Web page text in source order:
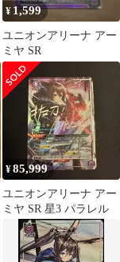
¥ 1,599
ユニオンアリーナ アー
ミヤ SR
¥85,999
ユニオンアリーナ アー
ミヤ SR 星3 パラレル